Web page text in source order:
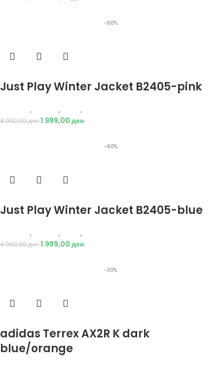
-60%
Just Play Winter Jacket B2405-pink
, , ,
4.990,00ден1.999,00 ден
-60%
Just Play Winter Jacket B2405-blue
, , ,
4.990,00ден1.999,00 ден
-30%
adidas Terrex AX2R K dark
blue/orange